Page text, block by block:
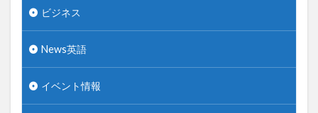
ビジネス
News英語
イベント情報